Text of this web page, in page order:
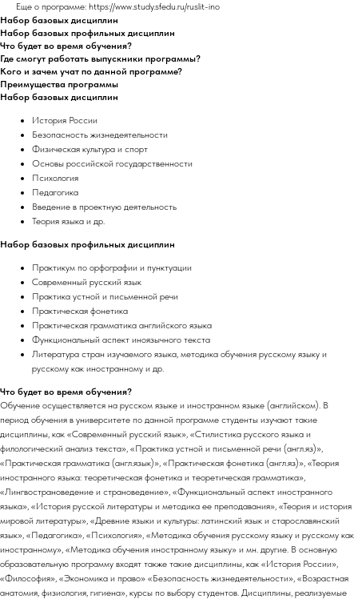
Еще о программе: https://www.study.sfedu.ru/ruslit-ino
Набор базовых дисциплин
Набор базовых профильных дисциплин
Что будет во время обучения?
Где смогут работать выпускники программы?
Кого и зачем учат по данной программе?
Преимущества программы
Набор базовых дисциплин
История России
Безопасность жизнедеятельности
Физическая культура и спорт
Основы российской государственности
Психология
Педагогика
Введение в проектную деятельность
Теория языка и др.
Набор базовых профильных дисциплин
Практикум по орфографии и пунктуации
Современный русский язык
Практика устной и письменной речи
Практическая фонетика
Практическая грамматика английского языка
Функциональный аспект иноязычного текста
Литература стран изучаемого языка, методика обучения русскому языку и
русскому как иностранному и др.
Что будет во время обучения?
Обучение осуществляется на русском языке и иностранном языке (английском). В
период обучения в университете по данной программе студенты изучают такие
дисциплины, как «Современный русский язык», «Стилистика русского языка и
филологический анализ текста», «Практика устной и письменной речи (англ.яз)»,
«Практическая грамматика (англ.язык)», «Практическая фонетика (англ.яз)», «Теория
иностранного языка: теоретическая фонетика и теоретическая грамматика»,
«Лингвострановедение и страноведение», «Функциональный аспект иностранного
языка», «История русской литературы и методика ее преподавания», «Теория и история
мировой литературы», «Древние языки и культуры: латинский язык и старославянский
язык», «Педагогика», «Психология», «Методика обучения русскому языку и русскому как
иностранному», «Методика обучения иностранному языку» и мн. другие. В основную
образовательную программу входят также такие дисциплины, как «История России»,
«Философия», «Экономика и право» «Безопасность жизнедеятельности», «Возрастная
анатомия, физиология, гигиена», курсы по выбору студентов. Дисциплины, реализуемые